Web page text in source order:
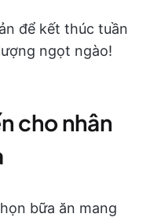
để kết thúc tuần
ngọt ngào!
cho nhân
bữa ăn mang